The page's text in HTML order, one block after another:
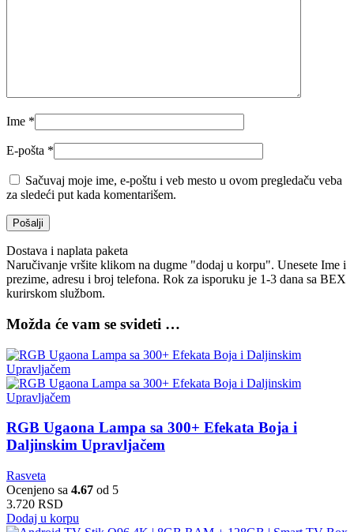
Ime *
E-pošta *
Sačuvaj moje ime, e-poštu i veb mesto u ovom pregledaču veba
za sledeći put kada komentarišem.
Dostava i naplata paketa
Naručivanje vršite klikom na dugme "dodaj u korpu". Unesete Ime i
prezime, adresu i broj telefona. Rok za isporuku je 1-3 dana sa BEX
kurirskom službom.
Možda će vam se svideti …
RGB Ugaona Lampa sa 300+ Efekata Boja i
Daljinskim Upravljačem
Rasveta
Ocenjeno sa 4.67 od 5
3.720 RSD
Dodaj u korpu